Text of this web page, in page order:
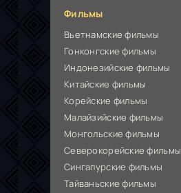
Фильмы
Вьетнамские фильмы
Гонконгские фильмы
Индонезийские фильмы
Китайские фильмы
Корейские фильмы
Малайзийские фильмы
Монгольские фильмы
Северокорейские фильмы
Сингапурские фильмы
Тайваньские фильмы